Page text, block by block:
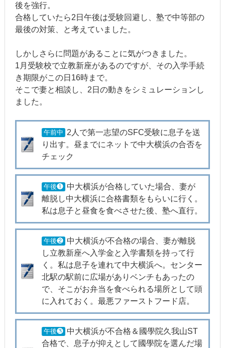
後を強行。
合格していたら2日午後は受験回避し、塾で中等部の
最後の対策、と考えていました。
しかしさらに問題があることに気がつきました。
1月受験校で立教新座があるのですが、その入学手続
き期限がこの日16時まで。
そこで妻と相談し、2日の動きをシミュレーションし
ました。
午前中 2人で第一志望のSFC受験に息子を送
り出す。昼までにネットで中大横浜の合否を
チェック
午後❶ 中大横浜が合格していた場合、妻が
離脱し中大横浜に合格書類をもらいに行く。
私は息子と昼食を食べさせた後、塾へ直行。
午後❷ 中大横浜が不合格の場合、妻が離脱
し立教新座へ入学金と入学書類を持って行
く。私は息子を連れて中大横浜へ。センター
北駅の駅前に広場がありベンチもあったの
で、そこがお弁当を食べられる場所として頭
に入れておく。最悪ファーストフード店。
午後❸ 中大横浜が不合格＆國學院久我山ST
合格で、息子が抑えとして國學院を選んだ場